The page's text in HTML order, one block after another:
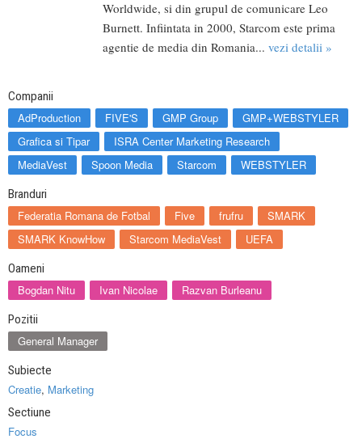
Worldwide, si din grupul de comunicare Leo
Burnett. Infiintata in 2000, Starcom este prima
agentie de media din Romania... vezi detalii »
Companii
AdProduction FIVE'S GMP Group
GMP+WEBSTYLER
Grafica si Tipar
ISRA Center Marketing Research
MediaVest
Spoon Media Starcom WEBSTYLER
Branduri
Federatia Romana de Fotbal Five frufru
SMARK
SMARK KnowHow
Starcom MediaVest UEFA
Oameni
Bogdan Nitu Ivan Nicolae Razvan Burleanu
Pozitii
General Manager
Subiecte
Creatie, Marketing
Sectiune
Focus